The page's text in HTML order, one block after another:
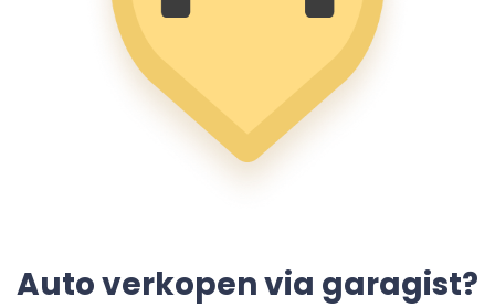
Auto verkopen via garagist?